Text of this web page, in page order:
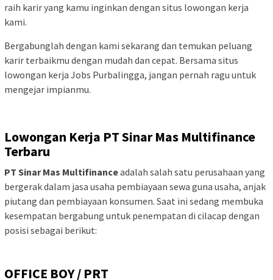
raih karir yang kamu inginkan dengan situs lowongan kerja
kami.
Bergabunglah dengan kami sekarang dan temukan peluang
karir terbaikmu dengan mudah dan cepat. Bersama situs
lowongan kerja Jobs Purbalingga, jangan pernah ragu untuk
mengejar impianmu.
Lowongan Kerja PT Sinar Mas Multifinance
Terbaru
PT Sinar Mas Multifinanceadalah salah satu perusahaan yang
bergerak dalam jasa usaha pembiayaan sewa guna usaha, anjak
piutang dan pembiayaan konsumen. Saat ini sedang membuka
kesempatan bergabung untuk penempatan di cilacap dengan
posisi sebagai berikut:
OFFICE BOY / PRT